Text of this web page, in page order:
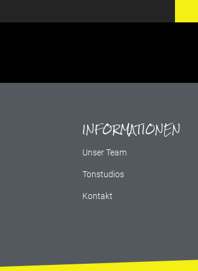
INFORMATIONEN
Unser Team
Tonstudios
Kontakt